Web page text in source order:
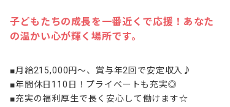
子どもたちの成長を一番近くで応援！あなた
の温かい心が輝く場所です。
■月給215,000円～、賞与年2回で安定収入♪
■年間休日110日！プライベートも充実◎
■充実の福利厚生で長く安心して働けます☆